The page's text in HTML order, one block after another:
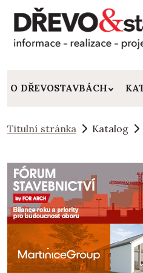
O DŘEVOSTAVBÁCH
Titulní stránka Katalog